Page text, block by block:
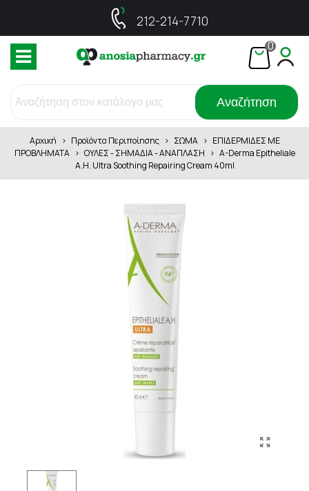
212-214-7710
0
Αναζήτηση
Αρχική > Προϊόντα Περιποίησης > ΣΩΜΑ > ΕΠΙΔΕΡΜΙΔΕΣ ΜΕ
ΠΡΟΒΛΗΜΑΤΑ > ΟΥΛΕΣ - ΣΗΜΑΔΙΑ - ΑΝΑΠΛΑΣΗ > A-Derma Epitheliale
A.H. Ultra Soothing Repairing Cream 40ml